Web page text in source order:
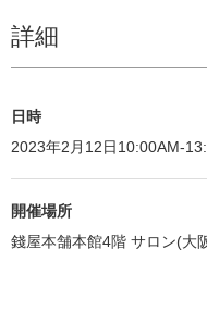
詳細
日時
2023年2月12日10:00AM-
開催場所
錢屋本舗本館4階 サロン(大